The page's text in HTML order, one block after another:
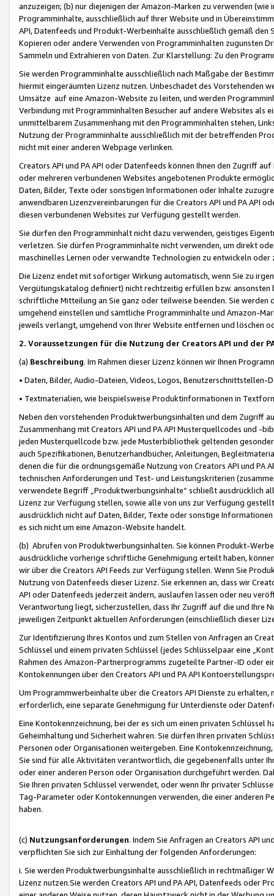
anzuzeigen; (b) nur diejenigen der Amazon-Marken zu verwenden
Programminhalte, ausschließlich auf Ihrer Website und in
API, Datenfeeds und Produkt-Werbeinhalte ausschließlich gemäß
Kopieren oder andere Verwenden von Programminhalten zugunsten
Sammeln und Extrahieren von Daten. Zur Klarstellung: Zu den
Sie werden Programminhalte ausschließlich nach Maßgabe der
hiermit eingeräumten Lizenz nutzen. Unbeschadet des Vorstehenden
Umsätze auf eine Amazon-Website zu leiten, und werden
Verbindung mit Programminhalten Besucher auf andere Websites als
unmittelbarem Zusammenhang mit den Programminhalten stehen,
Nutzung der Programminhalte ausschließlich mit der betreffenden
nicht mit einer anderen Webpage verlinken.
Creators API und PA API oder Datenfeeds können Ihnen den Zugriff
oder mehreren verbundenen Websites angebotenen Produkte
Daten, Bilder, Texte oder sonstigen Informationen oder Inhalte
anwendbaren Lizenzvereinbarungen für die Creators API und PA API
diesen verbundenen Websites zur Verfügung gestellt werden.
Sie dürfen den Programminhalt nicht dazu verwenden, geistiges
verletzen. Sie dürfen Programminhalte nicht verwenden, um direkt
maschinelles Lernen oder verwandte Technologien zu entwickeln
Die Lizenz endet mit sofortiger Wirkung automatisch, wenn Sie zu
Vergütungskatalog definiert) nicht rechtzeitig erfüllen bzw. ansonsten
schriftliche Mitteilung an Sie ganz oder teilweise beenden. Sie werden
umgehend einstellen und sämtliche Programminhalte und Amazon-
jeweils verlangt, umgehend von Ihrer Website entfernen und löschen
2. Voraussetzungen für die Nutzung der Creators API und der
(a) Beschreibung. Im Rahmen dieser Lizenz können wir Ihnen
• Daten, Bilder, Audio-Dateien, Videos, Logos, Benutzerschnittstellen-
• Textmaterialien, wie beispielsweise Produktinformationen in
Neben den vorstehenden Produktwerbungsinhalten und dem Zugriff
Zusammenhang mit Creators API und PA API Musterquellcodes und
jeden Musterquellcode bzw. jede Musterbibliothek geltenden
auch Spezifikationen, Benutzerhandbücher, Anleitungen,
denen die für die ordnungsgemäße Nutzung von Creators API und PA
technischen Anforderungen und Test- und Leistungskriterien
verwendete Begriff „Produktwerbungsinhalte“ schließt ausdrücklich
Lizenz zur Verfügung stellen, sowie alle von uns zur Verfügung
ausdrücklich nicht auf Daten, Bilder, Texte oder sonstige
es sich nicht um eine Amazon-Website handelt.
(b) Abrufen von Produktwerbungsinhalten. Sie können Produkt-
ausdrückliche vorherige schriftliche Genehmigung erteilt haben,
wir über die Creators API Feeds zur Verfügung stellen. Wenn Sie
Nutzung von Datenfeeds dieser Lizenz. Sie erkennen an, dass wir
API oder Datenfeeds jederzeit ändern, auslaufen lassen oder neu
Verantwortung liegt, sicherzustellen, dass Ihr Zugriff auf die und Ihre
jeweiligen Zeitpunkt aktuellen Anforderungen (einschließlich dieser
Zur Identifizierung Ihres Kontos und zum Stellen von Anfragen an
Schlüssel und einem privaten Schlüssel (jedes Schlüsselpaar eine
Rahmen des Amazon-Partnerprogramms zugeteilte Partner-ID oder
Kontokennungen über den Creators API und PA API
Um Programmwerbeinhalte über die Creators API Dienste zu
erforderlich, eine separate Genehmigung für Unterdienste oder
Eine Kontokennzeichnung, bei der es sich um einen privaten
Geheimhaltung und Sicherheit wahren. Sie dürfen Ihren privaten
Personen oder Organisationen weitergeben. Eine
Sie sind für alle Aktivitäten verantwortlich, die gegebenenfalls unter
oder einer anderen Person oder Organisation durchgeführt werden.
Sie Ihren privaten Schlüssel verwendet, oder wenn Ihr privater
Tag-Parameter oder Kontokennungen verwenden, die einer anderen
haben.
(c) Nutzungsanforderungen. Indem Sie Anfragen an Creators API
verpflichten Sie sich zur Einhaltung der folgenden Anforderungen:
i. Sie werden Produktwerbungsinhalte ausschließlich in rechtmäßiger
Lizenz nutzen.Sie werden Creators API und PA API, Datenfeeds oder